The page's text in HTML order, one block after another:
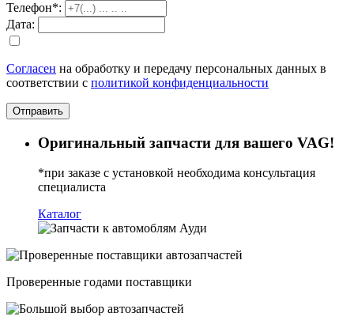
Телефон*:
Дата:
Согласен на обработку и передачу персональных данных в
соответствии с политикой конфиденциальности
Отправить
Оригинальный запчасти для вашего VAG!
*при заказе с установкой необходима консультация
специалиста
Каталог
Проверенные годами поставщики